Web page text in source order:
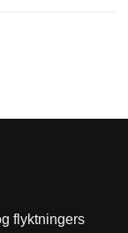
flyktningers